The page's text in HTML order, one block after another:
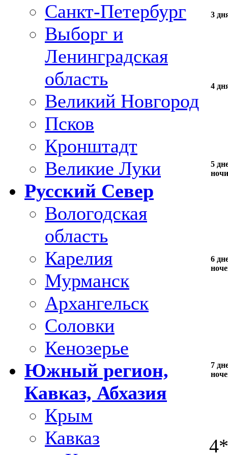
Санкт-Петербург
Выборг и
Ленинградская
область
Великий Новгород
Псков
Кронштадт
Великие Луки
Русский Север
Вологодская
область
Карелия
Мурманск
Архангельск
Соловки
Кенозерье
Южный регион,
Кавказ, Абхазия
Крым
Кавказ
3
4
5
ночи
6
7